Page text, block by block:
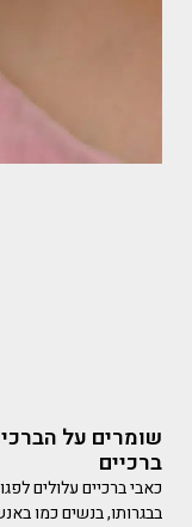
ברכיים
כאבי ברכיים עלולים
בבגרותו, בנשים כמו